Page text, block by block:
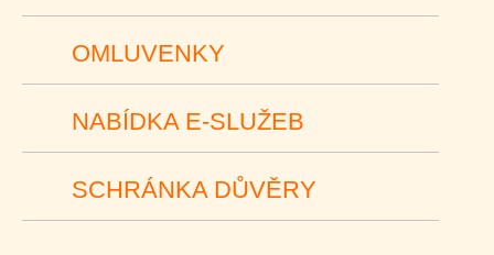
OMLUVENKY
NABÍDKA E-SLUŽEB
SCHRÁNKA DŮVĚRY